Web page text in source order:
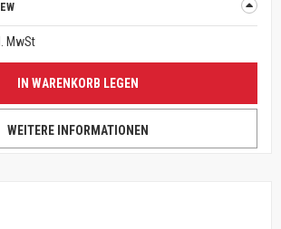
MwSt
IN WARENKORB LEGEN
WEITERE INFORMATIONEN